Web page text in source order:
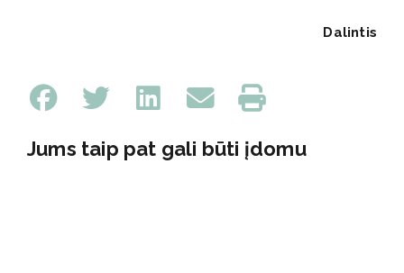
Dalintis
Jums taip pat gali būti įdomu